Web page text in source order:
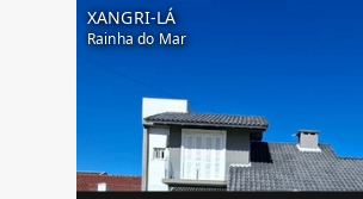
XANGRI-LÁ
Rainha do Mar